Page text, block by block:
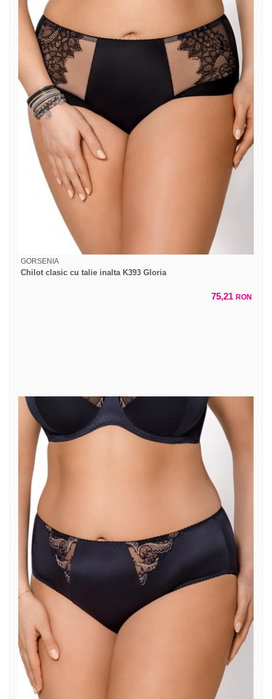
GORSENIA
Chilot clasic cu talie inalta K393 Gloria
75,21 RON